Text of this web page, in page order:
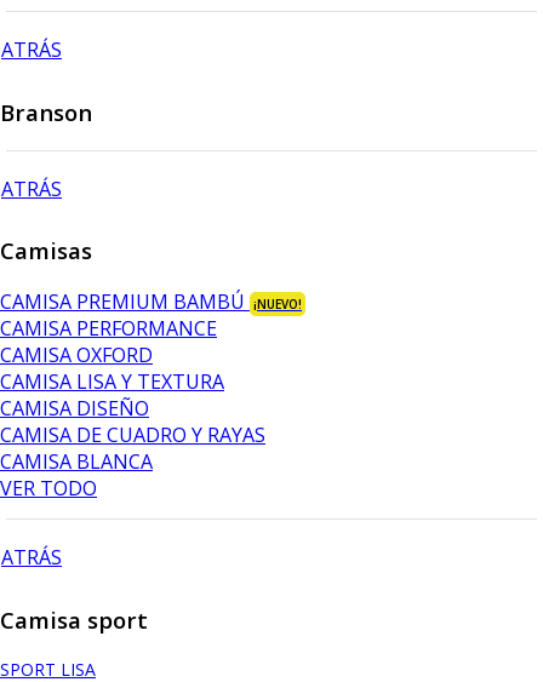
ATRÁS
Branson
ATRÁS
Camisas
CAMISA PREMIUM BAMBÚ ¡NUEVO!
CAMISA PERFORMANCE
CAMISA OXFORD
CAMISA LISA Y TEXTURA
CAMISA DISEÑO
CAMISA DE CUADRO Y RAYAS
CAMISA BLANCA
VER TODO
ATRÁS
Camisa sport
SPORT LISA